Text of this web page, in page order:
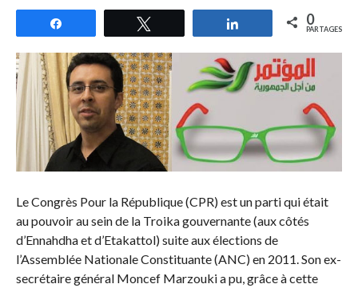
Partagez 0
PARTAGES
Le Congrès Pour la République (CPR) est un parti qui était
au pouvoir au sein de la Troika gouvernante (aux côtés
d’Ennahdha et d’Etakattol) suite aux élections de
l’Assemblée Nationale Constituante (ANC) en 2011. Son ex-
secrétaire général Moncef Marzouki a pu, grâce à cette